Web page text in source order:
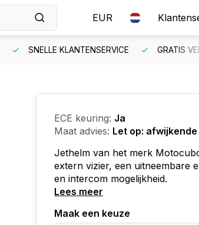
EUR
SNELLE KLANTENSERVICE GRATIS
ECE keuring: Ja
Maat advies: Let op:
Jethelm van het merk
extern vizier, een uitneembare
en intercom mogelijkheid.
Lees meer
Maak een keuze